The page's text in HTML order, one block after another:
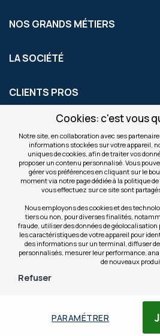
PARAMÉTRER
Cookies: c'est vous
Notre site, en collaboration avec ses
informations stockées sur votre appareil,
uniques de cookies, afin de traiter vos
proposer un contenu personnalisé. Vous
gérer vos préférences en cliquant sur le
moment via notre page dédiée à la politique
vous effectuez sur ce site sont
Nous employons des cookies et des
tiers ou non, pour diverses finalités,
fraude, utiliser des données de
les caractéristiques de votre appareil pour
des informations sur un terminal, diffuser
personnalisés, mesurer leur performance,
de nouveaux
Refuser
NOS GRANDS MÉTIERS
LA SOCIÉTÉ
CLIENTS PROS
S'INSCRIRE AUX OFFRES
Inscription
notre
newsletter
NOS SITES
© Copyright OfficeEasy 2026